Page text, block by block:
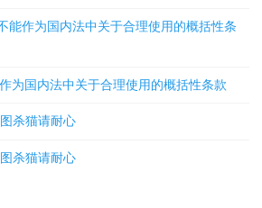
能作为国内法中关于合理使用的概括性条
为国内法中关于合理使用的概括性条款
杀猫请耐心
杀猫请耐心